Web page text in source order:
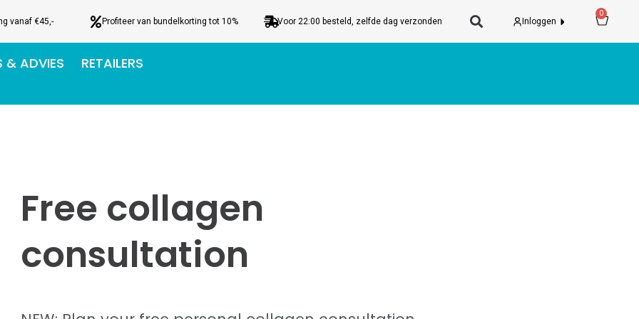
vanaf €45,- Profiteer van bundelkorting tot 10% Voor 22:00 besteld, zelfde dag verzonden Inloggen
0
& ADVIES RETAILERS
Free collagen
consultation